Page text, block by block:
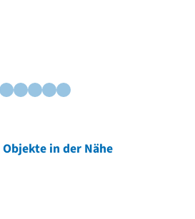
in der Nähe